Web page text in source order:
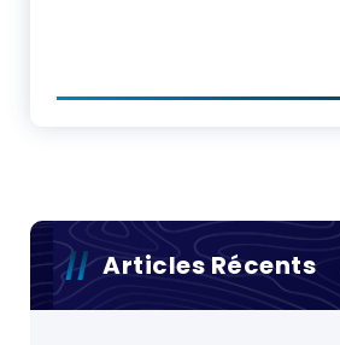
Articles Récents